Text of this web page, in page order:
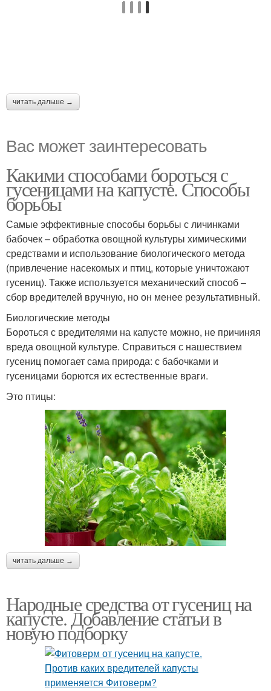
читать дальше →
Вас может заинтересовать
Какими способами бороться с
гусеницами на капусте. Способы
борьбы
Самые эффективные способы борьбы с личинками
бабочек – обработка овощной культуры химическими
средствами и использование биологического метода
(привлечение насекомых и птиц, которые уничтожают
гусениц). Также используется механический способ –
сбор вредителей вручную, но он менее результативный.
Биологические методы
Бороться с вредителями на капусте можно, не причиняя
вреда овощной культуре. Справиться с нашествием
гусениц помогает сама природа: с бабочками и
гусеницами борются их естественные враги.
Это птицы:
читать дальше →
Народные средства от гусениц на
капусте. Добавление статьи в
новую подборку